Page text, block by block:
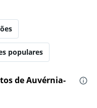
populares
de Auvérnia-